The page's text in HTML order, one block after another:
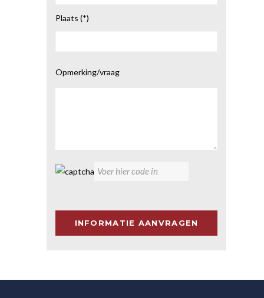
Plaats (*)
Opmerking/vraag